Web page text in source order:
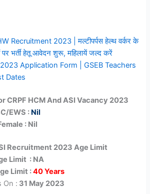
Recruitment 2023 | मल्टीपर्पस हेल्थ वर्कर के
भर्ती हेतू आवेदन शुरू, महिलायें जल्द करें
Application Form | GSEB Teachers
Dates
CRPF HCM And ASI Vacancy 2023
EWS : Nil
: Nil
Recruitment 2023 Age Limit
Limit : NA
Limit :40 Years
On : 31 May 2023